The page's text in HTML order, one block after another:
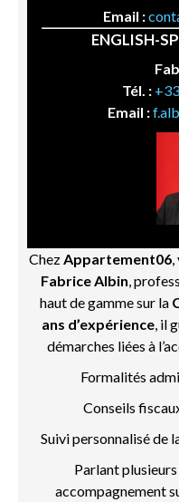
Email :
ENGLISH-
Tél. :
Email :
Chez Appartement06
Fabrice Albin ,
haut de gamme sur la
ans d’expérience, il
démarches liées à
Formalités
Conseils
Suivi personnalisé de
Parlant
accompagnement